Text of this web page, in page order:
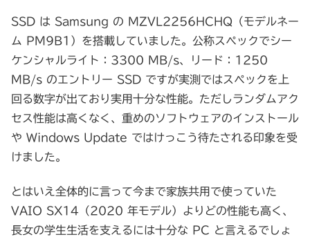
SSD は Samsung の MZVL2256HCHQ（モデルネー
ム PM9B1）を搭載していました。公称スペックでシー
ケンシャルライト：3300 MB/s、リード：1250
MB/s のエントリー SSD ですが実測ではスペックを上
回る数字が出ており実用十分な性能。ただしランダムアク
セス性能は高くなく、重めのソフトウェアのインストール
や Windows Update ではけっこう待たされる印象を受
けました。
とはいえ全体的に言って今まで家族共用で使っていた
VAIO SX14（2020 年モデル）よりどの性能も高く、
長女の学生生活を支えるには十分な PC と言えるでしょ